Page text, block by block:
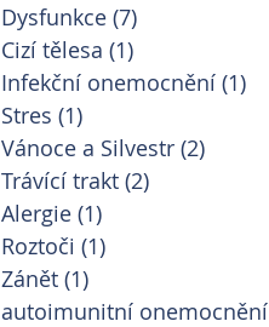
Dysfunkce (7)
Cizí tělesa (1)
Infekční onemocnění (1)
Stres (1)
Vánoce a Silvestr (2)
Trávící trakt (2)
Alergie (1)
Roztoči (1)
Zánět (1)
autoimunitní onemocnění